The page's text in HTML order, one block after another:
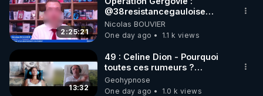
2:25:21
‪@38resistancegauloise‬
‪@MarionSigautOfficiel‬
‪@gladysriifard5710‬ Laëtitia
Nicolas BOUVIER
One day ago
1.1 k views
13:32
49 : Celine Dion - Pourquoi
toutes ces rumeurs ?
Enquête sous hypnose
Geohypnose
One day ago
1.0 k views